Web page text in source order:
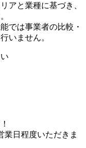
アと業種に基づき、
では事業者の比較・
いません。
業日程度いただきま